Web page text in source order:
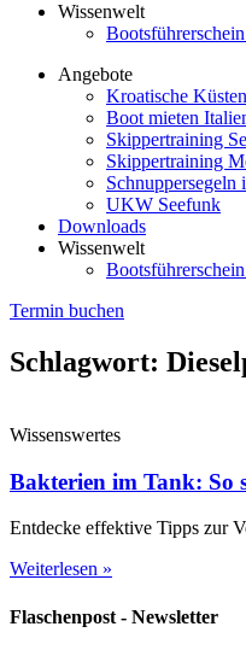
Wissenwelt
Angebote
Kroatische
Boot mieten
Skippertraining
Skippertraining
Schnuppersegeln
UKW Seefunk
Downloads
Wissenwelt
Termin buchen
Schlagwort:
Wissenswertes
Bakterien im Tank: So
Entdecke effektive Tipps zur
Weiterlesen »
Flaschenpost - Newsletter